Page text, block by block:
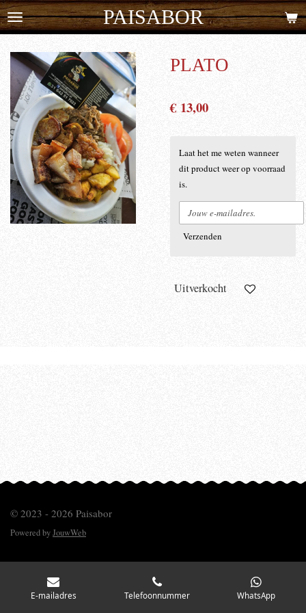
Ga
direct
de
hoofdinhoud
PAISABOR
PLATO
€ 13,00
Laat het me weten wanneer
dit product weer op voorraad
is.
Verzenden
Uitverkocht
© 2023 - 2026 Paisabor
Powered byJouwWeb
E-mailadres Telefoonnummer WhatsApp